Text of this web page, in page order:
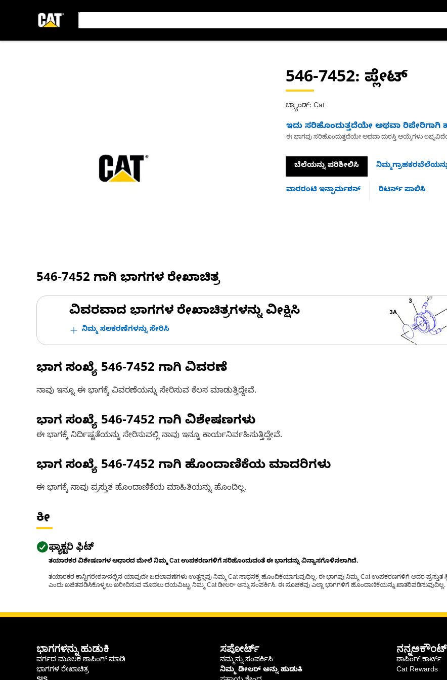
546-7452: ಪ್ಲೇಟ್
ಬ್ರ್ಯಾಂಡ್: Cat
ಇದು ಸರಿಹೊಂದುತ್ತದೆಯೇ ಅಥವಾ ರಿಪೇರಿಗಾಗಿ
ಈ ಭಾಗವು ಸರಿಹೊಂದುತ್ತದೆಯೇ ಅಥವಾ ದುರಸ್ತಿ ಆಯ್ಕೆಗಳು
ಬೆಲೆಯನ್ನು ಪರಿಶೀಲಿಸಿ
ವಾರರಂಟಿ ಇನ್ಫಾರ್ಮಶನ್ ರಿಟರ್ನ್ ಪಾಲಿಸಿ
546-7452 ಗಾಗಿ ಭಾಗಗಳ ರೇಖಾಚಿತ್ರ
ವಿವರವಾದ ಭಾಗಗಳ ರೇಖಾಚಿತ್ರಗಳನ್ನು ವೀಕ್ಷಿಸಿ
ನಿಮ್ಮ ಸಲಕರಣೆಗಳನ್ನು ಸೇರಿಸಿ
ಭಾಗ ಸಂಖ್ಯೆ 546-7452 ಗಾಗಿ ವಿವರಣೆ
ನಾವು ಇನ್ನೂ ಈ ಭಾಗಕ್ಕೆ ವಿವರಣೆಯನ್ನು ಸೇರಿಸುವ ಕೆಲಸ ಮಾಡುತ್ತಿದ್ದೇವೆ.
ಭಾಗ ಸಂಖ್ಯೆ 546-7452 ಗಾಗಿ ವಿಶೇಷಣಗಳು
ಈ ಭಾಗಕ್ಕೆ ನಿರ್ದಿಷ್ಟತೆಯನ್ನು ಸೇರಿಸುವಲ್ಲಿ ನಾವು ಇನ್ನೂ ಕಾರ್ಯನಿರ್ವಹಿಸುತ್ತಿದ್ದೇವೆ.
ಭಾಗ ಸಂಖ್ಯೆ 546-7452 ಗಾಗಿ ಹೊಂದಾಣಿಕೆಯ ಮಾದರಿಗಳು
ಈ ಭಾಗಕ್ಕೆ ನಾವು ಪ್ರಸ್ತುತ ಹೊಂದಾಣಿಕೆಯ ಮಾಹಿತಿಯನ್ನು ಹೊಂದಿಲ್ಲ.
ಕೀ
ಫ್ಯಾಕ್ಟರಿ ಫಿಟ್
ತಯಾರಕರ ವಿಶೇಷಣಗಳ ಆಧಾರದ ಮೇಲೆ ನಿಮ್ಮ Cat ಉಪಕರಣಗಳಿಗೆ ಸರಿಹೊಂದುವಂತೆ ಈ ಭಾಗವನ್ನು ವಿನ್ಯಾಸಗೊಳಿಸಲಾಗಿದೆ.
ತಯಾರಕರ ಕಾನ್ಫಿಗರೇಶನ್‌ನಲ್ಲಿನ ಯಾವುದೇ ಬದಲಾವಣೆಗಳು ಉತ್ಪನ್ನವು ನಿಮ್ಮ Cat ಸಾಧನಕ್ಕೆ ಹೊಂದಿಕೆಯಾಗುವುದಿಲ್ಲ. ಈ ಭಾಗವು ನಿಮ್ಮ Cat ಉಪಕರಣಗಳಿಗೆ ಅದರ ಪ್ರಸ್ತುತ
ಎಂದು ಖಚಿತಪಡಿಸಿಕೊಳ್ಳಲು ಖರೀದಿಸುವ ಮೊದಲು ದಯವಿಟ್ಟು ನಿಮ್ಮ Cat ಡೀಲರ್ ಅನ್ನು ಸಂಪರ್ಕಿಸಿ. ಈ ಸೂಚಕವು ಎಲ್ಲಾ ಭಾಗಗಳಿಗೆ ಹೊಂದಾಣಿಕೆಯನ್ನು ಖಾತರಿಪಡಿಸುವುದಿಲ್ಲ.
ಭಾಗಗಳನ್ನು ಹುಡುಕಿ
ವರ್ಗದ ಮೂಲಕ ಶಾಪಿಂಗ್ ಮಾಡಿ
ಭಾಗಗಳ ರೇಖಾಚಿತ್ರ
ಸಪೋರ್ಟ್
ನಮ್ಮನ್ನು ಸಂಪರ್ಕಿಸಿ
ನಿಮ್ಮ ಡೀಲರ್ ಅನ್ನು ಹುಡುಕಿ
ನನ್ನಅಕೌಂಟ್
ಶಾಪಿಂಗ್ ಕಾರ್ಟ್
Cat Rewards